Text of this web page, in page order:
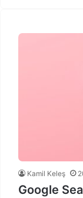
Kamil Keleş
Google